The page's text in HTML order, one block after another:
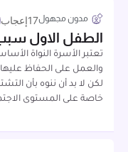
الطفل الاول
تعتبر الأسرة النواة
والعمل على الحفاظ عليها
لكن لا بد أن ننوه بأن
خاصة على المستوى
مدون مجهول إعجاب17